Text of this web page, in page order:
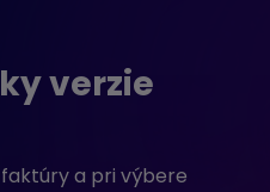
verzie
a pri výbere